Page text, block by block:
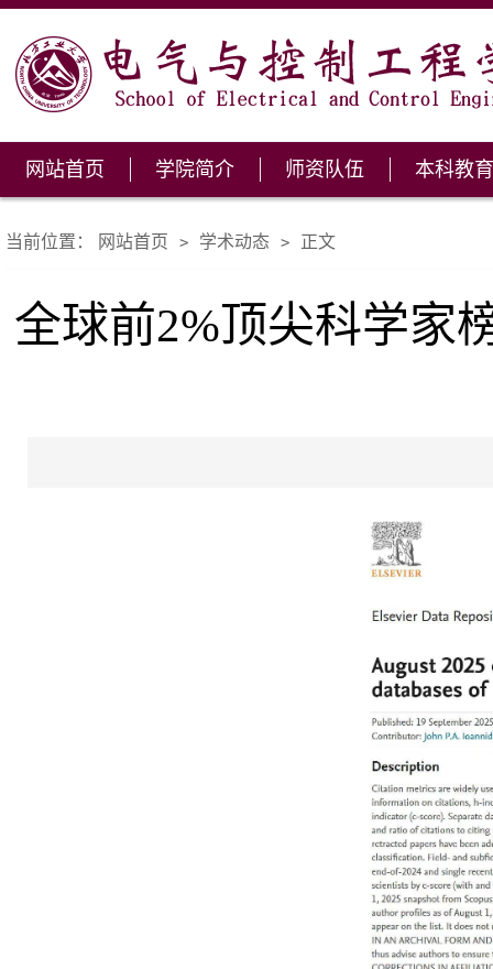
网站首页 学院简介 师资队伍 本科教育
当前位置： 网站首页 > 学术动态 > 正文
全球前2%顶尖科学家